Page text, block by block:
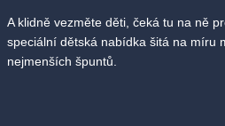
A klidně vezměte děti, čeká tu na ně
speciální dětská nabídka šitá na míru
nejmenších špuntů.